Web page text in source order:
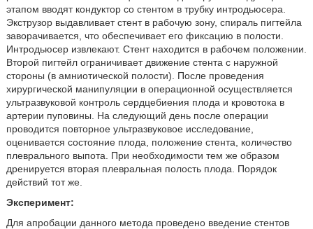
этапом вводят кондуктор со стентом в трубку интродьюсера.
Экструзор выдавливает стент в рабочую зону, спираль пигтейла
заворачивается, что обеспечивает его фиксацию в полости.
Интродьюсер извлекают. Стент находится в рабочем положении.
Второй пигтейл ограничивает движение стента с наружной
стороны (в амниотической полости). После проведения
хирургической манипуляции в операционной осуществляется
ультразвуковой контроль сердцебиения плода и кровотока в
артерии пуповины. На следующий день после операции
проводится повторное ультразвуковое исследование,
оценивается состояние плода, положение стента, количество
плеврального выпота. При необходимости тем же образом
дренируется вторая плевральная полость плода. Порядок
действий тот же.
Эксперимент:
Для апробации данного метода проведено введение стентов